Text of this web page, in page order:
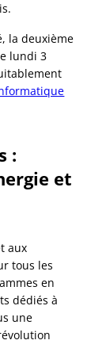
la deuxième
lundi 3
fenêtre
:
et
aux
tous les
en
dédiés à
une